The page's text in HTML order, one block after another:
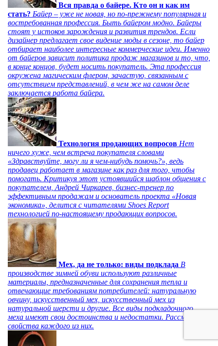
Вся правда о байере. Кто он и как им
стать? Байер – уже не новая, но по-прежнему популярная и
востребованная профессия. Быть байером модно. Байеры
стоят у истоков зарождения и развития трендов. Если
дизайнер предлагает свое видение моды в сезоне, то байер
отбирает наиболее интересные коммерческие идеи. Именно
от байеров зависит политика продаж магазинов и то, что,
в конце концов, будет носить покупатель. Эта профессия
окружена магическим флером, зачастую, связанным с
отсутствием представлений, в чем же на самом деле
заключается работа байера.
Технология продающих вопросов Нет
ничего хуже, чем встреча покупателя словами
«Здравствуйте, могу ли я чем-нибудь помочь?», ведь
продавец работает в магазине как раз для того, чтобы
помогать. Критикуя этот устоявшийся шаблон общения с
покупателем, Андрей Чиркарев, бизнес-тренер по
эффективным продажам и основатель проекта «Новая
экономика», делится с читателями Shoes Report
технологией по-настоящему продающих вопросов.
Мех, да не только: виды подклада В
производстве зимней обуви используют различные
материалы, предназначенные для сохранения тепла и
отвечающие требованиям потребителей: натуральную
овчину, искусственный мех, искусственный мех из
натуральной шерсти и другие. Все виды подкладочного
меха имеют свои достоинства и недостатки. Рассмотрим
свойства каждого из них.